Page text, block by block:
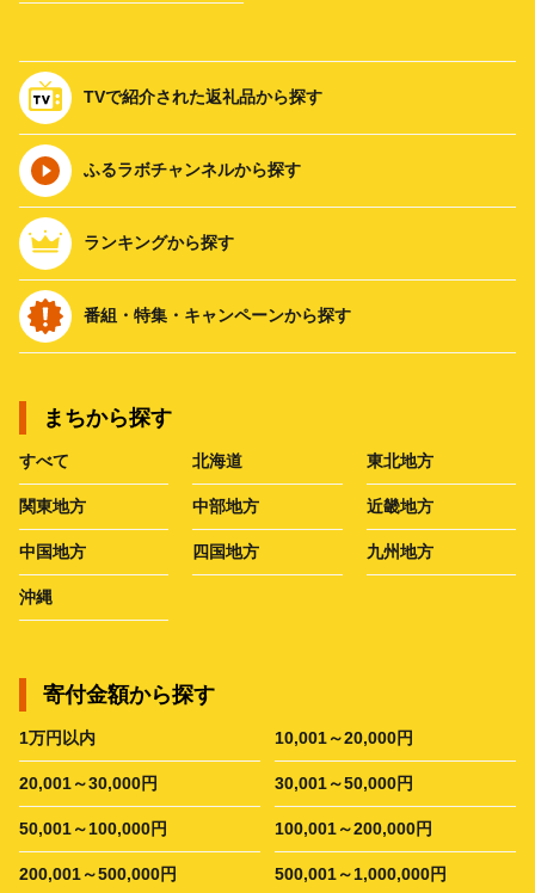
TVで紹介された返礼品から探す
ふるラボチャンネルから探す
ランキングから探す
番組・特集・キャンペーンから探す
まちから探す
すべて 北海道 東北地方
関東地方 中部地方 近畿地方
中国地方 四国地方 九州地方
沖縄
寄付金額から探す
1万円以内 10,001～20,000円
20,001～30,000円 30,001～50,000円
50,001～100,000円 100,001～200,000円
200,001～500,000円 500,001～1,000,000円